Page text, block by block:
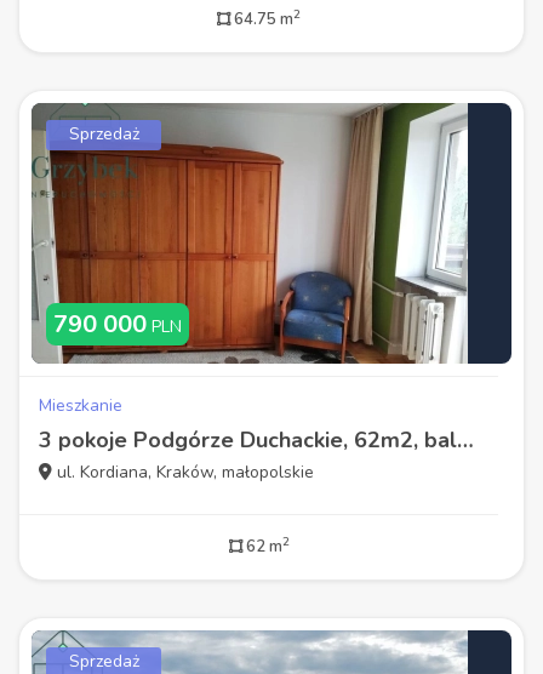
64.75 m2
Sprzedaż
790 000 PLN
Mieszkanie
3 pokoje Podgórze Duchackie, 62m2, balkon
ul. Kordiana, Kraków, małopolskie
62 m2
Sprzedaż